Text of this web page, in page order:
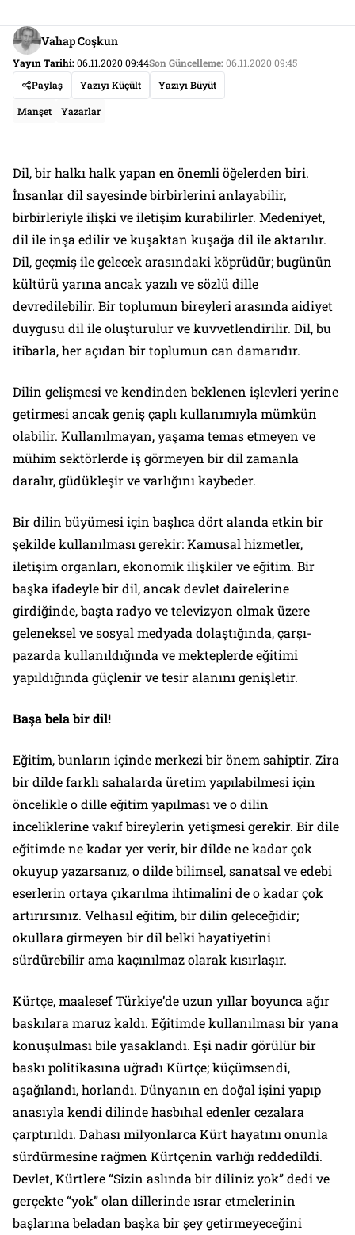
Vahap Coşkun
Yayın Tarihi:06.11.2020 09:44Son Güncelleme:06.11.2020 09:45
Paylaş
Yazıyı Küçült Yazıyı Büyüt
Manşet Yazarlar
Dil, bir halkı halk yapan en önemli öğelerden biri.
İnsanlar dil sayesinde birbirlerini anlayabilir,
birbirleriyle ilişki ve iletişim kurabilirler. Medeniyet,
dil ile inşa edilir ve kuşaktan kuşağa dil ile aktarılır.
Dil, geçmiş ile gelecek arasındaki köprüdür; bugünün
kültürü yarına ancak yazılı ve sözlü dille
devredilebilir. Bir toplumun bireyleri arasında aidiyet
duygusu dil ile oluşturulur ve kuvvetlendirilir. Dil, bu
itibarla, her açıdan bir toplumun can damarıdır.
Dilin gelişmesi ve kendinden beklenen işlevleri yerine
getirmesi ancak geniş çaplı kullanımıyla mümkün
olabilir. Kullanılmayan, yaşama temas etmeyen ve
mühim sektörlerde iş görmeyen bir dil zamanla
daralır, güdükleşir ve varlığını kaybeder.
Bir dilin büyümesi için başlıca dört alanda etkin bir
şekilde kullanılması gerekir: Kamusal hizmetler,
iletişim organları, ekonomik ilişkiler ve eğitim. Bir
başka ifadeyle bir dil, ancak devlet dairelerine
girdiğinde, başta radyo ve televizyon olmak üzere
geleneksel ve sosyal medyada dolaştığında, çarşı-
pazarda kullanıldığında ve mekteplerde eğitimi
yapıldığında güçlenir ve tesir alanını genişletir.
Başa bela bir dil!
Eğitim, bunların içinde merkezi bir önem sahiptir. Zira
bir dilde farklı sahalarda üretim yapılabilmesi için
öncelikle o dille eğitim yapılması ve o dilin
inceliklerine vakıf bireylerin yetişmesi gerekir. Bir dile
eğitimde ne kadar yer verir, bir dilde ne kadar çok
okuyup yazarsanız, o dilde bilimsel, sanatsal ve edebi
eserlerin ortaya çıkarılma ihtimalini de o kadar çok
artırırsınız. Velhasıl eğitim, bir dilin geleceğidir;
okullara girmeyen bir dil belki hayatiyetini
sürdürebilir ama kaçınılmaz olarak kısırlaşır.
Kürtçe, maalesef Türkiye’de uzun yıllar boyunca ağır
baskılara maruz kaldı. Eğitimde kullanılması bir yana
konuşulması bile yasaklandı. Eşi nadir görülür bir
baskı politikasına uğradı Kürtçe; küçümsendi,
aşağılandı, horlandı. Dünyanın en doğal işini yapıp
anasıyla kendi dilinde hasbıhal edenler cezalara
çarptırıldı. Dahası milyonlarca Kürt hayatını onunla
sürdürmesine rağmen Kürtçenin varlığı reddedildi.
Devlet, Kürtlere“Sizin aslında bir diliniz yok”dedi ve
gerçekte“yok”olan dillerinde ısrar etmelerinin
başlarına beladan başka bir şey getirmeyeceğini